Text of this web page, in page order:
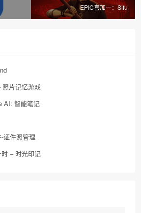
EPIC喜加一：Sifu
照片记忆游戏
AI: 智能笔记
证件照管理
– 时光印记